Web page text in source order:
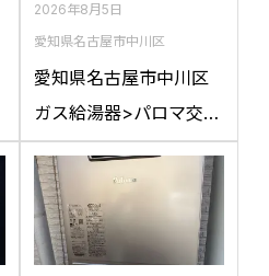
2026年8月5日
愛知県名古屋市中川区
愛知県名古屋市中川区
ガス給湯器>パロマ交換
工事施工事例：ハウス
テックWZ161FEPから
パロマFH-2023SAW-1
への交換